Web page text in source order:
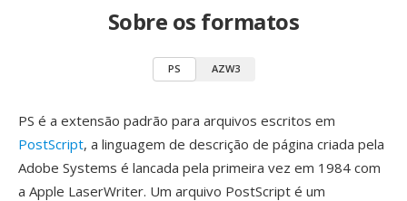
Sobre os formatos
PS AZW3
PS é a extensão padrão para arquivos escritos em
PostScript, a linguagem de descrição de página criada pela
Adobe Systems é lancada pela primeira vez em 1984 com
a Apple LaserWriter. Um arquivo PostScript é um